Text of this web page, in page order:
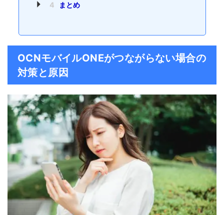
4 まとめ
OCNモバイルONEがつながらない場合の
対策と原因